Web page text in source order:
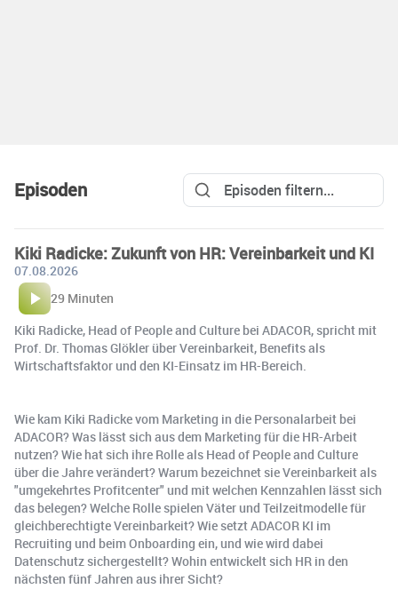
Episoden
Kiki Radicke: Zukunft von HR: Vereinbarkeit und KI
07.08.2026
29 Minuten
Kiki Radicke, Head of People and Culture bei ADACOR, spricht mit
Prof. Dr. Thomas Glökler über Vereinbarkeit, Benefits als
Wirtschaftsfaktor und den KI-Einsatz im HR-Bereich.
Wie kam Kiki Radicke vom Marketing in die Personalarbeit bei
ADACOR? Was lässt sich aus dem Marketing für die HR-Arbeit
nutzen? Wie hat sich ihre Rolle als Head of People and Culture
über die Jahre verändert? Warum bezeichnet sie Vereinbarkeit als
"umgekehrtes Profitcenter" und mit welchen Kennzahlen lässt sich
das belegen? Welche Rolle spielen Väter und Teilzeitmodelle für
gleichberechtigte Vereinbarkeit? Wie setzt ADACOR KI im
Recruiting und beim Onboarding ein, und wie wird dabei
Datenschutz sichergestellt? Wohin entwickelt sich HR in den
nächsten fünf Jahren aus ihrer Sicht?